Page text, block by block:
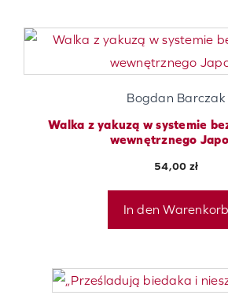
Bogdan Barczak
Walka z yakuzą w systemie
wewnętrznego
54,00 zł
In den Warenkorb